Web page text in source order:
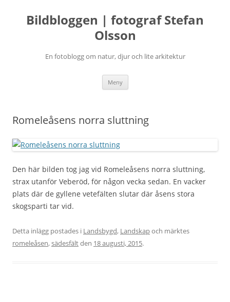
Bildbloggen | fotograf Stefan
Olsson
En fotoblogg om natur, djur och lite arkitektur
Meny Hoppa
innehåll
Romeleåsens norra sluttning
Den här bilden tog jag vid Romeleåsens norra sluttning,
strax utanför Veberöd, för någon vecka sedan. En vacker
plats där de gyllene vetefälten slutar där åsens stora
skogsparti tar vid.
Detta inlägg postades i Landsbygd, Landskapoch märktes
romeleåsen,sädesfältden 18 augusti, 2015.